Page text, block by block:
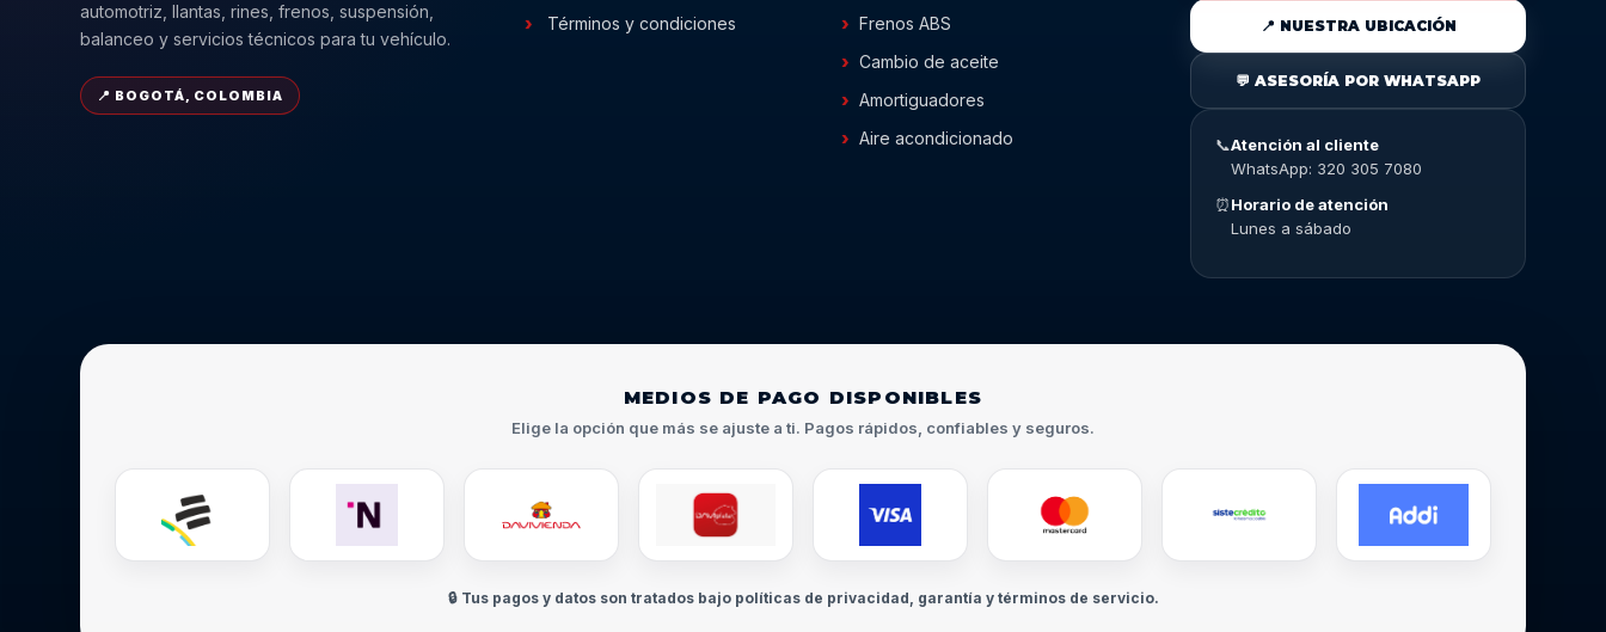
automotriz, llantas, rines, frenos, suspensión,
balanceo y servicios técnicos para tu vehículo.
📍 BOGOTÁ, COLOMBIA
Términos y condiciones
Frenos ABS
Cambio de aceite
Amortiguadores
Aire acondicionado
📍 NUESTRA UBICACIÓN
💬 ASESORÍA POR WHATSAPP
📞Atención al cliente
WhatsApp: 320 305 7080
⏰Horario de atención
Lunes a sábado
MEDIOS DE PAGO DISPONIBLES
Elige la opción que más se ajuste a ti. Pagos rápidos, confiables y seguros.
🔒 Tus pagos y datos son tratados bajo políticas de privacidad, garantía y términos de servicio.